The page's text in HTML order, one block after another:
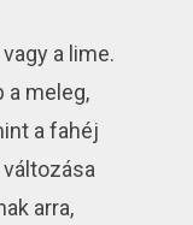
a lime.
a meleg,
a fahéj
arra,